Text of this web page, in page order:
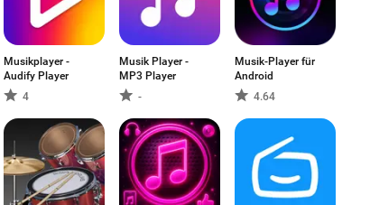
Musikplayer -
Audify Player
4
Musik Player -
MP3 Player
-
Musik-Player für
Android
4.64